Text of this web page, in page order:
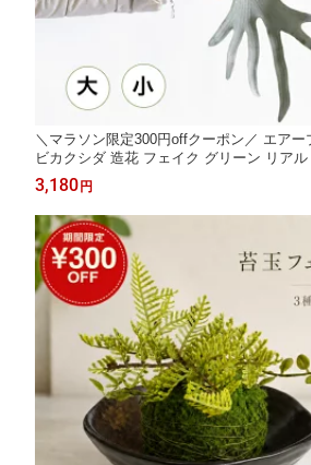
＼マラソン限定300円offクーポン／ エア
ビカクシダ 造花 フェイク グリーン リア
し ハンギング おしゃれ 人工 観葉植物 イ
レイ 店舗 飾り こうもりらん イミテーショ
特典あり／
3,180 円